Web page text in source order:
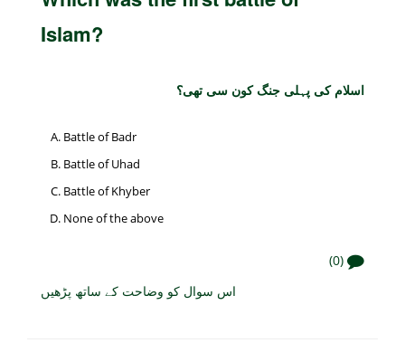
Islam?
اسلام کی پہلی جنگ کون سی تھی؟
Battle of Badr
Battle of Uhad
Battle of Khyber
None of the above
(0)
اس سوال کو وضاحت کے ساتھ پڑھیں